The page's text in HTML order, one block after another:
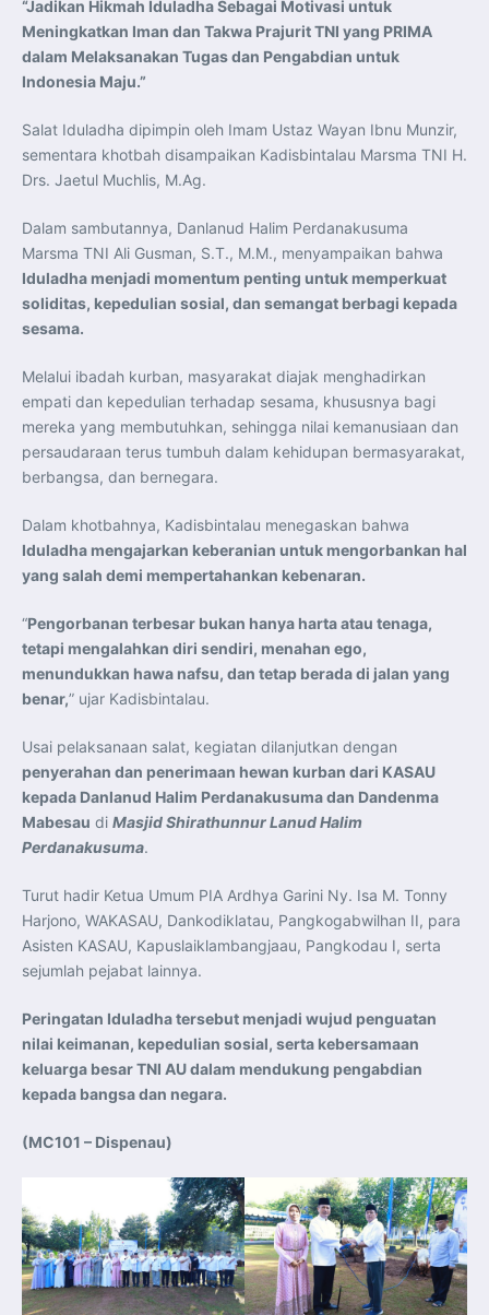
Indonesia Dorong ASEAN dan Uni Eropa Perkuat
Stabilitas Global melalui Kemitraan Strategis
Menlu RI Dorong Kemitraan Ekonomi ASEAN–Korea
Selatan untuk Perkuat Ketahanan Kawasan
Kemitraan ASEAN–Kanada Perkuat Ketahanan Ekonomi,
Pangan, dan Energi Kawasan
BI Pertahankan BI-Rate 5,75 Persen untuk Jaga
Stabilitas dan Dukung Pertumbuhan Ekonomi
Kepala BGN Sudaryono Tegaskan Komitmen Perkuat
Transparansi dan Akuntabilitas Program Makan Bergizi
Kepala Badan Gizi Nasional
Presiden Prabowo Lantik Sudaryono sebagai Kepala
Badan Gizi Nasional
Presiden Prabowo Tekankan Integritas dan Loyalitas
sebagai Pedoman Utama Perwira TNI-Polri
Presiden Prabowo Lantik 1.177 Perwira Remaja TNI-Polri
Penerbang T-50i Golden Eagle TNI AU Ikuti Latihan
DBFM dalam Pitch Black 2026 di Australia
“Jadikan Hikmah Iduladha Sebagai Motivasi untuk
Meningkatkan Iman dan Takwa Prajurit TNI yang PRIMA
dalam Melaksanakan Tugas dan Pengabdian untuk
Indonesia Maju.”
Salat Iduladha dipimpin oleh Imam Ustaz Wayan Ibnu Munzir,
sementara khotbah disampaikan Kadisbintalau Marsma TNI H.
Drs. Jaetul Muchlis, M.Ag.
Dalam sambutannya, Danlanud Halim Perdanakusuma
Marsma TNI Ali Gusman, S.T., M.M., menyampaikan bahwa
Iduladha menjadi momentum penting untuk memperkuat
soliditas, kepedulian sosial, dan semangat berbagi kepada
sesama.
Melalui ibadah kurban, masyarakat diajak menghadirkan
empati dan kepedulian terhadap sesama, khususnya bagi
mereka yang membutuhkan, sehingga nilai kemanusiaan dan
persaudaraan terus tumbuh dalam kehidupan bermasyarakat,
berbangsa, dan bernegara.
Dalam khotbahnya, Kadisbintalau menegaskan bahwa
Iduladha mengajarkan keberanian untuk mengorbankan hal
yang salah demi mempertahankan kebenaran.
“Pengorbanan terbesar bukan hanya harta atau tenaga,
tetapi mengalahkan diri sendiri, menahan ego,
menundukkan hawa nafsu, dan tetap berada di jalan yang
benar,” ujar Kadisbintalau.
Usai pelaksanaan salat, kegiatan dilanjutkan dengan
penyerahan dan penerimaan hewan kurban dari KASAU
kepada Danlanud Halim Perdanakusuma dan Dandenma
Mabesau di Masjid Shirathunnur Lanud Halim
Perdanakusuma.
Turut hadir Ketua Umum PIA Ardhya Garini Ny. Isa M. Tonny
Harjono, WAKASAU, Dankodiklatau, Pangkogabwilhan II, para
Asisten KASAU, Kapuslaiklambangjaau, Pangkodau I, serta
sejumlah pejabat lainnya.
Peringatan Iduladha tersebut menjadi wujud penguatan
nilai keimanan, kepedulian sosial, serta kebersamaan
keluarga besar TNI AU dalam mendukung pengabdian
kepada bangsa dan negara.
(MC101 – Dispenau)